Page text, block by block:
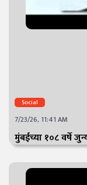
Social
7/23/26, 11:41 AM
मुंबईच्या १०८ वर्षे